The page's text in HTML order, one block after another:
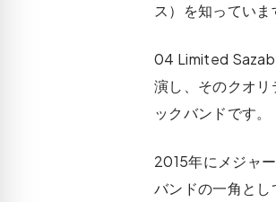
ス）を知っていま
04 Limited
演し、そのクオ
ックバンドです。
2015年にメジャ
バンドの一角とし